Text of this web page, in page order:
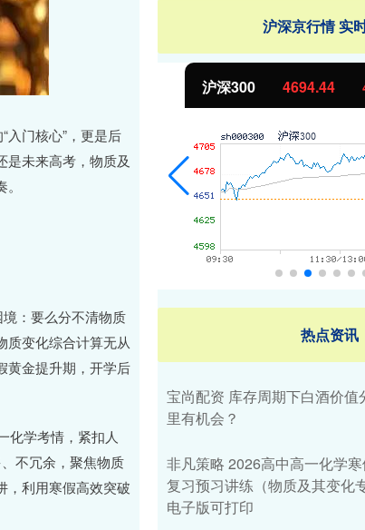
入门核心”，更是后
未来高考，物质及
：要么分不清物质
质变化综合计算无从
黄金提升期，开学后
化学考情，紧扣人
不冗余，聚焦物质
，利用寒假高效突破
沪深京行情 实
北证50
热点资讯
宝尚配资 库存周期下白酒价值
里有机会？
非凡策略 2026高中高一化学
复习预习讲练（物质及其变化
电子版可打印